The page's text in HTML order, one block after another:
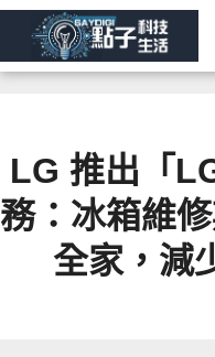
LG 推出「
務：冰箱維
全家，減